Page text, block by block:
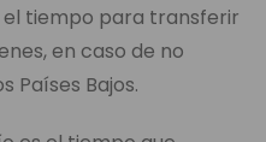
tiempo para transferir
en caso de no
Países Bajos.